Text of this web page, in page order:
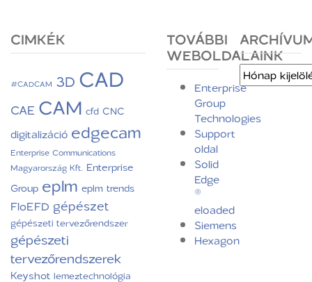
CIMKÉK
#CADCAM 3DCAD
CAE CAM cfd CNC
digitalizáció edgecam
Enterprise Communications
Magyarország Kft. Enterprise
Group eplm eplm trends
FloEFD gépészet
gépészeti tervezőrendszer
gépészeti
tervezőrendszerek
Keyshot lemeztechnológia
TOVÁBBI
WEBOLDALAINK
Enterprise
Group
Technologies
Support
oldal
Solid
Edge
®
eloaded
Siemens
Hexagon
Archívum